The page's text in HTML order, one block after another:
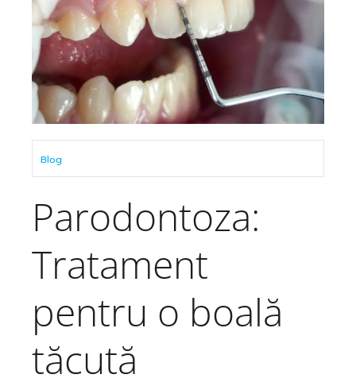
Blog
Parodontoza:
Tratament
pentru o boală
tăcută